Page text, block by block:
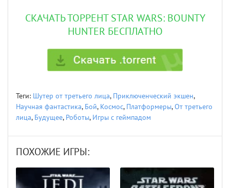
СКАЧАТЬ ТОРРЕНТ STAR WARS: BOUNTY
HUNTER БЕСПЛАТНО
Теги: Шутер от третьего лица, Приключенческий экшен,
Научная фантастика, Бой, Космос, Платформеры,От третьего
лица, Будущее, Роботы, Игры с геймпадом
ПОХОЖИЕ ИГРЫ: